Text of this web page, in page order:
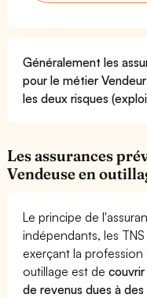
Généralement les
pour le métier
les deux risques
Les assurances
Vendeuse en
Le principe de
indépendants, les
exerçant la
outillage est de
de revenus dues à